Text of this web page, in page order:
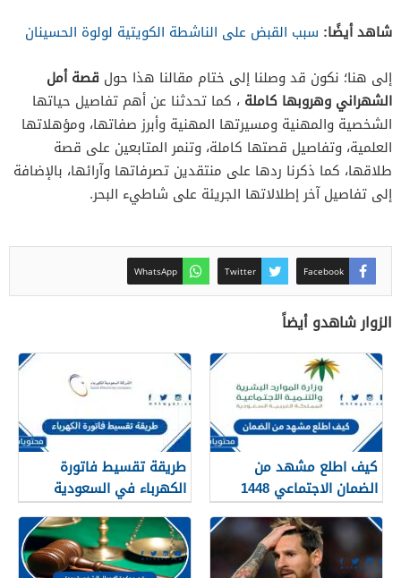
شاهد أيضًا: سبب القبض على الناشطة الكويتية لولوة الحسينان
إلى هنا؛ نكون قد وصلنا إلى ختام مقالنا هذا حول قصة أمل
الشهراني وهروبها كاملة ، كما تحدثنا عن أهم تفاصيل حياتها
الشخصية والمهنية ومسيرتها المهنية وأبرز صفاتها، ومؤهلاتها
العلمية، وتفاصيل قصتها كاملة، وتنمر المتابعين على قصة
طلاقها، كما ذكرنا ردها على منتقدين تصرفاتها وآرائها، بالإضافة
إلى تفاصيل آخر إطلالاتها الجريئة على شاطيء البحر.
Facebook
Twitter
WhatsApp
الزوار شاهدو أيضاً
كيف اطلع مشهد من
الضمان الاجتماعي 1448
طريقة تقسيط فاتورة
الكهرباء في السعودية
1448 – 2026